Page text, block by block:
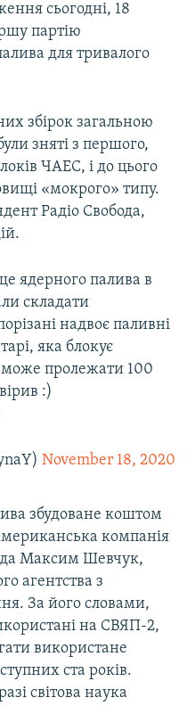
сьогодні, 18
партію
для тривалого
збірок загальною
зняті з першого,
ЧАЕС, і до цього
«мокрого» типу.
Радіо Свобода,
ядерного палива в
складати
надвоє паливні
яка блокує
пролежати 100
:)
November 18, 2020
збудоване коштом
компанія
Максим Шевчук,
агентства з
За його словами,
на СВЯП-2,
використане
ста років.
світова наука